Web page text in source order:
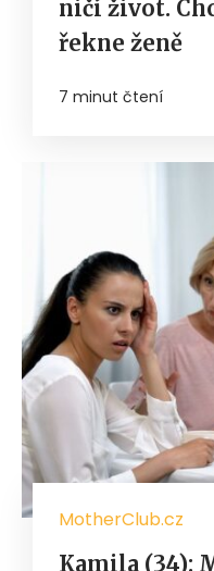
ničí život.
řekne ženě
7 minut čtení
MotherClub.cz
Kamila (34):